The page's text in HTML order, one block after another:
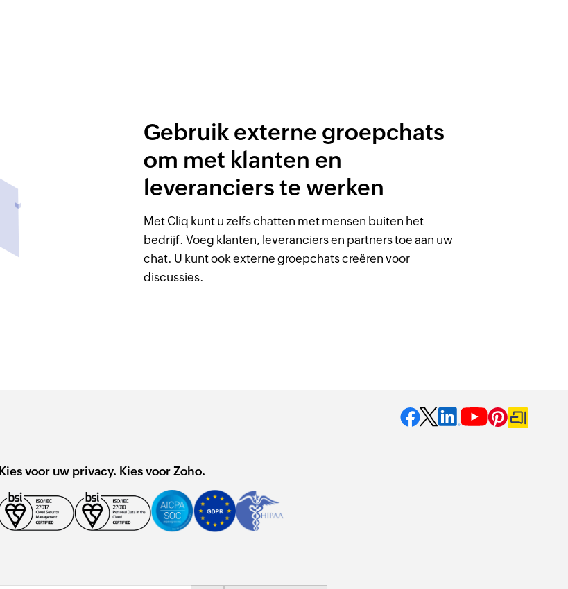
Gebruik externe groepchats
om met klanten en
leveranciers te werken
Met Cliq kunt u zelfs chatten met mensen buiten het
bedrijf. Voeg klanten, leveranciers en partners toe aan uw
chat. U kunt ook externe groepchats creëren voor
discussies.
Kies voor uw privacy. Kies voor Zoho.